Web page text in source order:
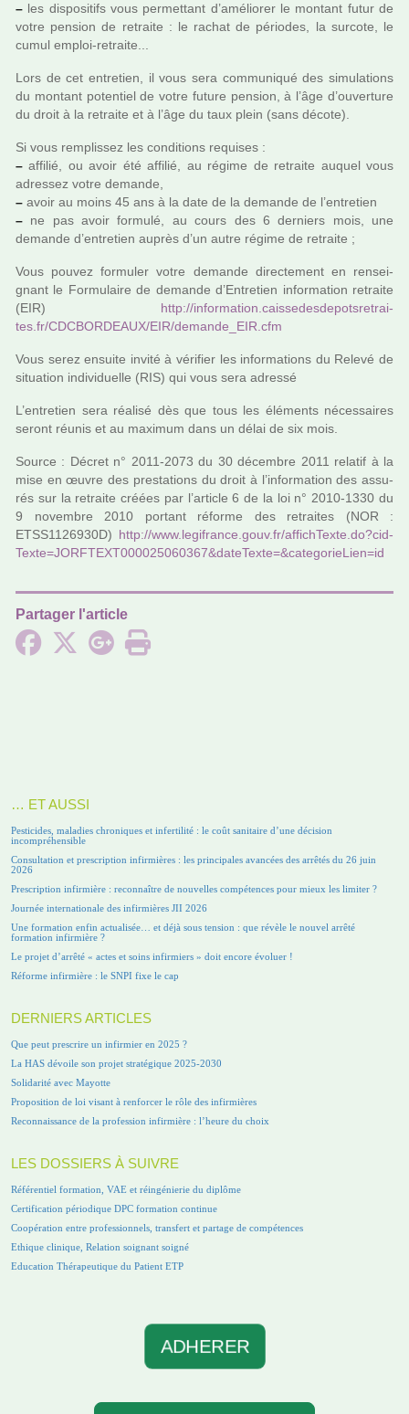
– les dis­po­si­tifs vous per­met­tant d’amé­lio­rer le mon­tant futur de
votre pen­sion de retraite : le rachat de pério­des, la sur­cote, le
cumul emploi-retraite...
Lors de cet entre­tien, il vous sera com­mu­ni­qué des simu­la­tions
du mon­tant poten­tiel de votre future pen­sion, à l’âge d’ouver­ture
du droit à la retraite et à l’âge du taux plein (sans décote).
Si vous rem­plis­sez les condi­tions requi­ses :
– affi­lié, ou avoir été affi­lié, au régime de retraite auquel vous
adres­sez votre demande,
– avoir au moins 45 ans à la date de la demande de l’entre­tien
– ne pas avoir for­mulé, au cours des 6 der­niers mois, une
demande d’entre­tien auprès d’un autre régime de retraite ;
Vous pouvez for­mu­ler votre demande direc­te­ment en ren­sei­
gnant le Formulaire de demande d’Entretien infor­ma­tion retraite
(EIR) http://infor­ma­tion.cais­se­des­de­pots­re­trai­
tes.fr/CDCBORDEAUX/EIR/demande_EIR.cfm
Vous serez ensuite invité à véri­fier les infor­ma­tions du Relevé de
situa­tion indi­vi­duelle (RIS) qui vous sera adressé
L’entre­tien sera réa­lisé dès que tous les éléments néces­sai­res
seront réunis et au maxi­mum dans un délai de six mois.
Source : Décret n° 2011-2073 du 30 décem­bre 2011 rela­tif à la
mise en œuvre des pres­ta­tions du droit à l’infor­ma­tion des assu­
rés sur la retraite créées par l’arti­cle 6 de la loi n° 2010-1330 du
9 novem­bre 2010 por­tant réforme des retrai­tes (NOR :
ETSS1126930D) http://www.legi­france.gouv.fr/affich­Texte.do?cid­
Texte=JORFTEXT000025060367&date­Texte=&cate­go­rie­Lien=id
Partager l'article
… ET AUSSI
Pesticides, maladies chroniques et infertilité : le coût sanitaire d’une décision
incompréhensible
Consultation et prescription infirmières : les principales avancées des arrêtés du 26 juin
2026
Prescription infirmière : reconnaître de nouvelles compétences pour mieux les limiter ?
Journée internationale des infirmières JII 2026
Une formation enfin actualisée… et déjà sous tension : que révèle le nouvel arrêté
formation infirmière ?
Le projet d’arrêté « actes et soins infirmiers » doit encore évoluer !
Réforme infirmière : le SNPI fixe le cap
DERNIERS ARTICLES
Que peut prescrire un infirmier en 2025 ?
La HAS dévoile son projet stratégique 2025-2030
Solidarité avec Mayotte
Proposition de loi visant à renforcer le rôle des infirmières
Reconnaissance de la profession infirmière : l’heure du choix
LES DOSSIERS À SUIVRE
Référentiel formation, VAE et réingénierie du diplôme
Certification périodique DPC formation continue
Coopération entre professionnels, transfert et partage de compétences
Ethique clinique, Relation soignant soigné
Education Thérapeutique du Patient ETP
ADHERER